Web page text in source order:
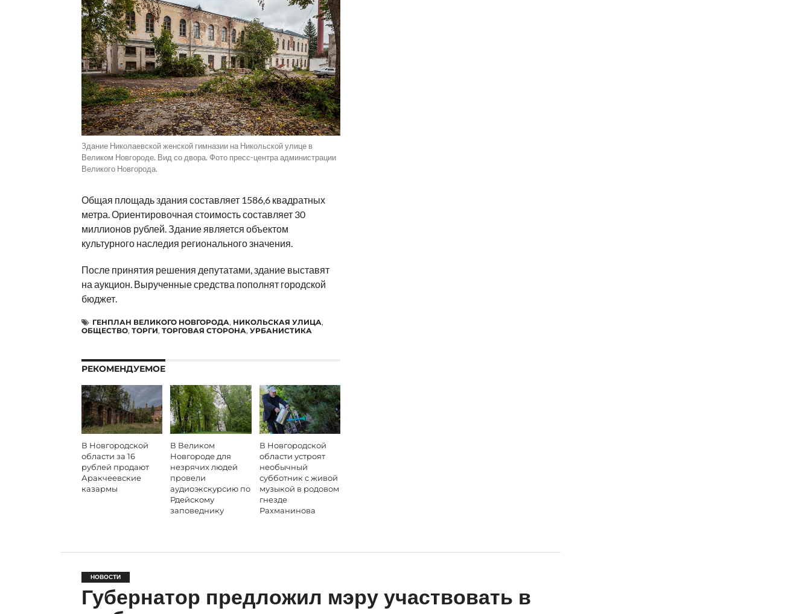
Здание Николаевской женской гимназии на Никольской улице в
Великом Новгороде. Вид со двора. Фото пресс-центра администрации
Великого Новгорода.
Общая площадь здания составляет 1586,6 квадратных
метра. Ориентировочная стоимость составляет 30
миллионов рублей. Здание является объектом
культурного наследия регионального значения.
После принятия решения депутатами, здание выставят
на аукцион. Вырученные средства пополнят городской
бюджет.
ГЕНПЛАН ВЕЛИКОГО НОВГОРОДА, НИКОЛЬСКАЯ УЛИЦА,
ОБЩЕСТВО, ТОРГИ, ТОРГОВАЯ СТОРОНА, УРБАНИСТИКА
РЕКОМЕНДУЕМОЕ
В Новгородской
области за 16
рублей продают
Аракчеевские
казармы
В Великом
Новгороде для
незрячих людей
провели
аудиоэкскурсию по
Рдейскому
заповеднику
В Новгородской
области устроят
необычный
субботник с живой
музыкой в родовом
гнезде
Рахманинова
НОВОСТИ
Губернатор предложил мэру участвовать в